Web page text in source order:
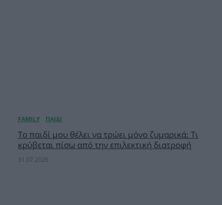
Το παιδί μου θέλει να τρώει μόνο ζυμαρικά: Τι
κρύβεται πίσω από την επιλεκτική διατροφή
31.07.2026